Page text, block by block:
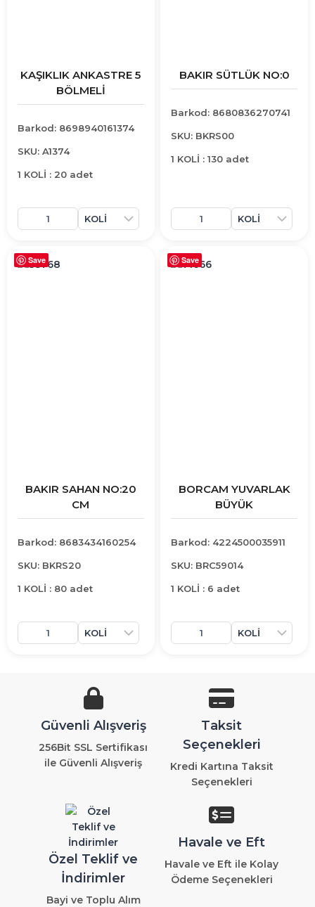
KAŞIKLIK ANKASTRE 5
BÖLMELİ
Barkod: 8698940161374
SKU: A1374
1 KOLİ : 20 adet
BAKIR SÜTLÜK NO:0
Barkod: 8680836270741
SKU: BKRS00
1 KOLİ : 130 adet
Save
BAKIR SAHAN NO:20
CM
Barkod: 8683434160254
SKU: BKRS20
1 KOLİ : 80 adet
Save
BORCAM YUVARLAK
BÜYÜK
Barkod: 4224500035911
SKU: BRC59014
1 KOLİ : 6 adet
Güvenli Alışveriş
256Bit SSL Sertifikası
ile Güvenli Alışveriş
Taksit
Seçenekleri
Kredi Kartına Taksit
Seçenekleri
Özel Teklif ve
İndirimler
Bayi ve Toplu Alım
Havale ve Eft
Havale ve Eft ile Kolay
Ödeme Seçenekleri